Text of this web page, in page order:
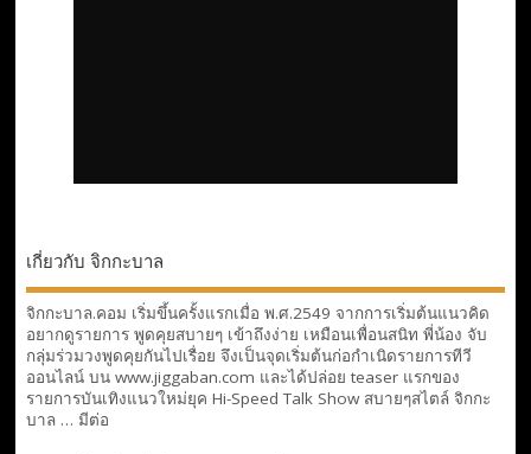
เกี่ยวกับ จิกกะบาล
จิกกะบาล.คอม เริ่มขึ้นครั้งแรกเมื่อ พ.ศ.2549 จากการเริ่มต้นแนวคิด
อยากดูรายการ พูดคุยสบายๆ เข้าถึงง่าย เหมือนเพื่อนสนิท พี่น้อง จับ
กลุ่มร่วมวงพูดคุยกันไปเรื่อย จึงเป็นจุดเริ่มต้นก่อกำเนิดรายการทีวี
ออนไลน์ บน www.jiggaban.com และได้ปล่อย teaser แรกของ
รายการบันเทิงแนวใหม่ยุค Hi-Speed Talk Show สบายๆสไตล์ จิกกะ
บาล … มีต่อ